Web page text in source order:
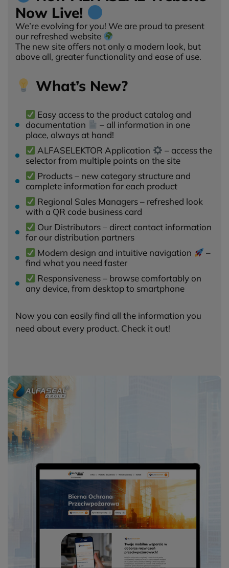
Akceptuję wszystkie pliki cookies
Aby dokonać bardziej zaawansowanych ustawień,
skorzystaj z poniższych opcji.
Niezbędne cookies
prawidłowego działania witryny. Te pliki cookie zapewniają
anonimowe działanie podstawowych funkcji i
zabezpieczeń witryny.
Narzędzia Google
Korzystamy z Google Analytics, czyli narzędzia
pozwalającego na gromadzenie, przeglądanie i analizę
statystyk związanych z aktywnością użytkowników na
naszej stronie. Kod śledzący Google Analytics gromadzi
informacje na temat Twojej aktywności na naszej stronie,
które mogą być przez Google wykorzystywane przy
budowaniu Twojego profilu użytkownika. Ponadto,
informacje z Google Analytics mogą być wykorzystywane
w ustawieniach kampanii reklamowych prowadzonych z
wykorzystaniem Google Ads. Jeżeli sobie tego nie życzysz,
możesz wyłączyć narzędzia Google.
Korzystamy na naszej stronie z "reCAPTCHA", to jest
narzędzie którę ma na celu odróżnienie komputerów od
Now Live!
We’re evolving for you! We are proud to present
our refreshed website
The new site offers not only a modern look, but
above all, greater functionality and ease of use.
What’s New?
Easy access to the product catalog and
documentation
– all information in one
place, always at hand!
ALFASELEKTOR Application
– access the
selector from multiple points on the site
Products – new category structure and
complete information for each product
Regional Sales Managers – refreshed look
with a QR code business card
Our Distributors – direct contact information
for our distribution partners
Modern design and intuitive navigation
–
find what you need faster
Responsiveness – browse comfortably on
any device, from desktop to smartphone
Now you can easily find all the information you
need about every product. Check it out!